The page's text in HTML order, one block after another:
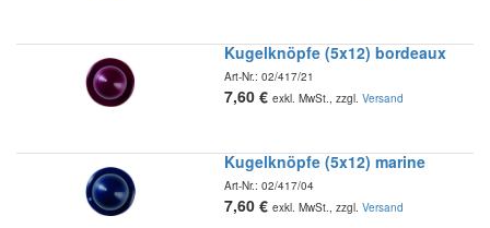
Kugelknöpfe (5x12) bordeaux
Art-Nr.: 02/417/21
7,60 € exkl. MwSt., zzgl. Versand
Kugelknöpfe (5x12) marine
Art-Nr.: 02/417/04
7,60 € exkl. MwSt., zzgl. Versand